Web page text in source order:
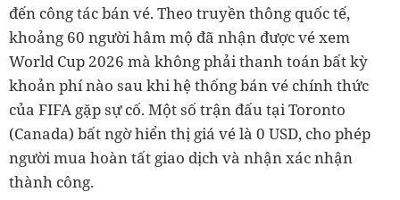
đến công tác bán vé. Theo truyền thông quốc tế,
khoảng 60 người hâm mộ đã nhận được vé xem
World Cup 2026 mà không phải thanh toán bất kỳ
khoản phí nào sau khi hệ thống bán vé chính thức
của FIFA gặp sự cố. Một số trận đấu tại Toronto
(Canada) bất ngờ hiển thị giá vé là 0 USD, cho phép
người mua hoàn tất giao dịch và nhận xác nhận
thành công.